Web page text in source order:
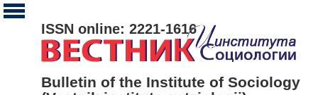
ISSN online: 2221-1616
Bulletin of the Institute of Sociology